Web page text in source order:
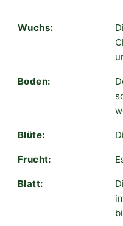
Wuchs:
Boden:
Blüte:
Frucht:
Blatt: